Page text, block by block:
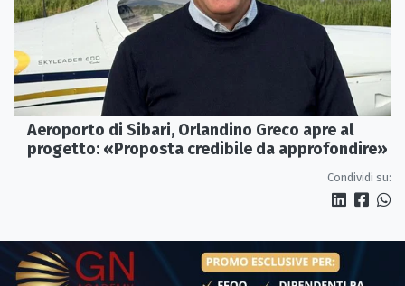
Aeroporto di Sibari, Orlandino Greco apre al
progetto: «Proposta credibile da approfondire»
Condividi su: